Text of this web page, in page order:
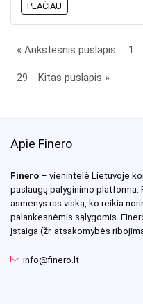
PLAČIAU
« Ankstesnis puslapis 1
29 Kitas puslapis »
Apie Finero
Finero – vienintelė Lietuvoje
paslaugų palyginimo platforma.
asmenys ras viską, ko reikia
palankesnėmis sąlygomis.
įstaiga (žr. atsakomybės
info@finero.lt